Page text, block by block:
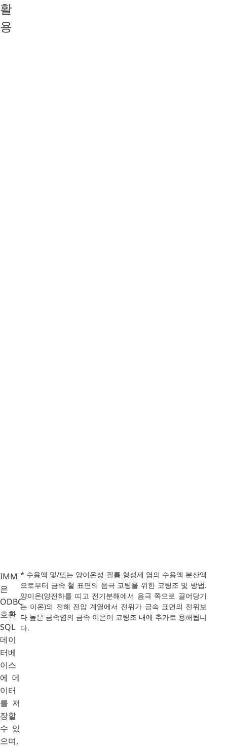
활
용
IMM
은
ODBC
호환
SQL
데이
터베
이스
에 데
이터
를 저
장할
수 있
으며,
* 수용액 및/또는 양이온성 필름 형성제 염의 수용액 분산액
으로부터 금속 철 표면의 음극 코팅을 위한 코팅조 및 방법.
양이온(양전하를 띠고 전기분해에서 음극 쪽으로 끌어당기
는 이온)의 전해 전압 계열에서 전위가 금속 표면의 전위보
다 높은 금속염의 금속 이온이 코팅조 내에 추가로 용해됩니
다.